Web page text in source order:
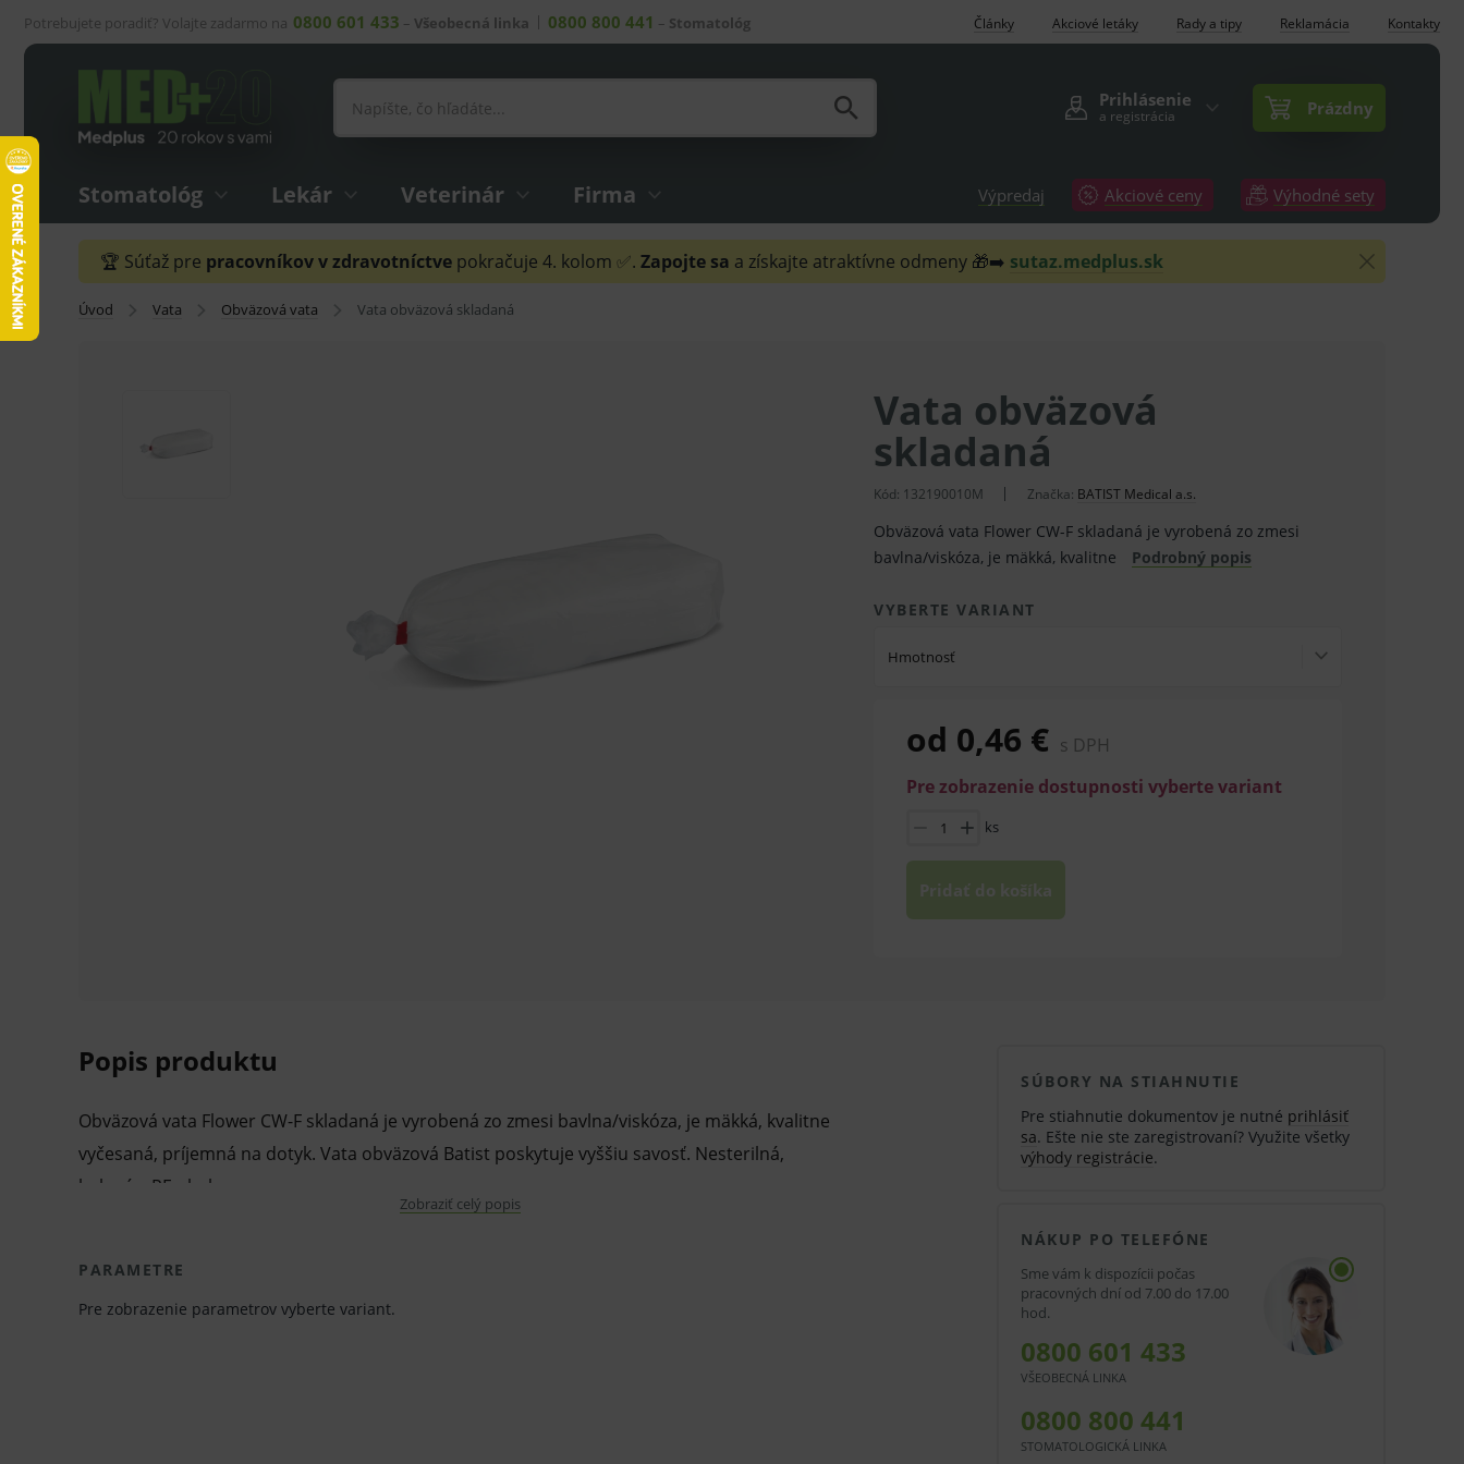
Potrebujete poradiť? Volajte zadarmo na 0800 601 433 – Všeobecná linka 0800 800 441 – Stomatológ Články Akciové letáky Rady a tipy Reklamácia Kontakty
Prihlásenie
a registrácia Prázdny
Stomatológ Lekár Veterinár Firma Výpredaj Akciové ceny Výhodné sety
🏆 Súťaž pre pracovníkov v zdravotníctve pokračuje 4. kolom ✅. Zapojte sa a získajte atraktívne odmeny 🎁➡️ sutaz.medplus.sk
Úvod Vata Obväzová vata Vata obväzová skladaná
Vata obväzová
skladaná
Kód: 132190010M Značka: BATIST Medical a.s.
Obväzová vata Flower CW-F skladaná je vyrobená zo zmesi
bavlna/viskóza, je mäkká, kvalitne
Podrobný popis
VYBERTE VARIANT
Hmotnosť
od 0,46 € s DPH
Pre zobrazenie dostupnosti vyberte variant
ks
Pridať do košíka
Popis produktu
Obväzová vata Flower CW-F skladaná je vyrobená zo zmesi bavlna/viskóza, je mäkká, kvalitne
vyčesaná, príjemná na dotyk. Vata obväzová Batist poskytuje vyššiu savosť. Nesterilná,
balená v PE obale.
Vlastnosti a výhody:
Zobraziť celý popis
PARAMETRE
Pre zobrazenie parametrov vyberte variant.
SÚBORY NA STIAHNUTIE
Pre stiahnutie dokumentov je nutné prihlásiť
sa. Ešte nie ste zaregistrovaní? Využite všetky
výhody registrácie.
NÁKUP PO TELEFÓNE
Sme vám k dispozícii počas
pracovných dní od 7.00 do 17.00
hod.
0800 601 433
VŠEOBECNÁ LINKA
0800 800 441
STOMATOLOGICKÁ LINKA